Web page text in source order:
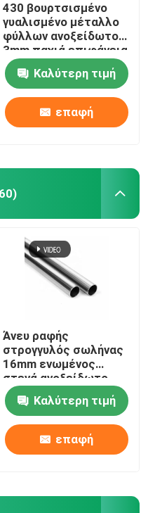
SS
430 βουρτσισμένο
γυαλισμένο μέταλλο
φύλλων ανοξείδωτου
3mm παχιά επιφάνεια
2B
Καλύτερη τιμή
επαφή
Άνευ ραφής
στρογγυλός σωλήνας
16mm ενωμένος
στενά ανοξείδωτο
σωλήνας 304 20mm
ανοξείδωτου
Καλύτερη τιμή
επαφή